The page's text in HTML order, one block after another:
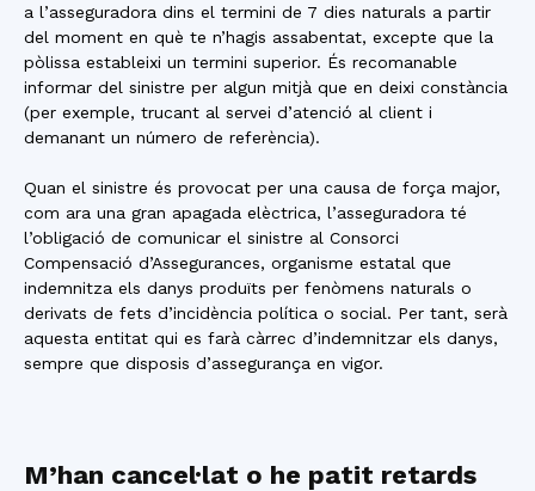
a l’asseguradora dins el termini de 7 dies naturals a partir
del moment en què te n’hagis assabentat, excepte que la
pòlissa estableixi un termini superior. És recomanable
informar del sinistre per algun mitjà que en deixi constància
(per exemple, trucant al servei d’atenció al client i
demanant un número de referència).
Quan el sinistre és provocat per una causa de força major,
com ara una gran apagada elèctrica, l’asseguradora té
l’obligació de comunicar el sinistre al Consorci
Compensació d’Assegurances, organisme estatal que
indemnitza els danys produïts per fenòmens naturals o
derivats de fets d’incidència política o social. Per tant, serà
aquesta entitat qui es farà càrrec d’indemnitzar els danys,
sempre que disposis d’assegurança en vigor.
M’han cancel·lat o he patit retards